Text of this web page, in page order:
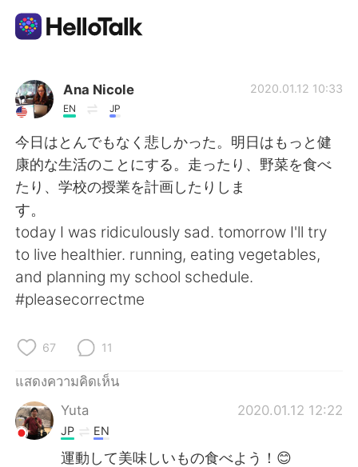
แอปแลกเปลี่ยนทางภาษา
AI Grammar Checker
ไทย
English 简体中文
繁體中文 Español
한국어
Indonesia
Ana Nicole
EN JP
2020.01.12 10:33
今日はとんでもなく悲しかった。明日はもっと健
康的な生活のことにする。走ったり、野菜を食べ
たり、学校の授業を計画したりしま
す。
today I was ridiculously sad. tomorrow I'll try
to live healthier. running, eating vegetables,
and planning my school schedule.
#pleasecorrectme
67 11
แสดงความคิดเห็น
Yuta
2020.01.12 12:22
JP EN
運動して美味しいもの食べよう！😊